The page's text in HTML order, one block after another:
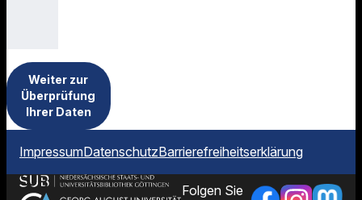
Weiter zur
Überprüfung
Ihrer Daten
ImpressumDatenschutzBarrierefreiheitserklärung
Folgen Sie